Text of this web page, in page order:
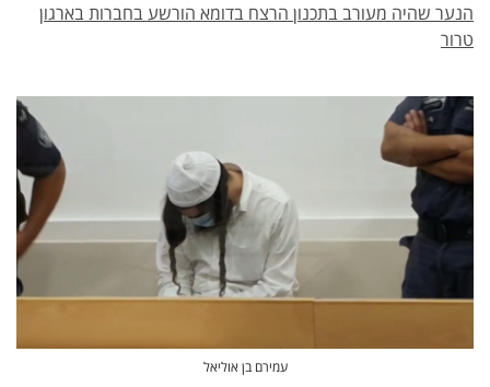
הנער שהיה מעורב בתכנון הרצח בדומא הורשע בחברות בארגון
טרור
עמירם בן אוליאל